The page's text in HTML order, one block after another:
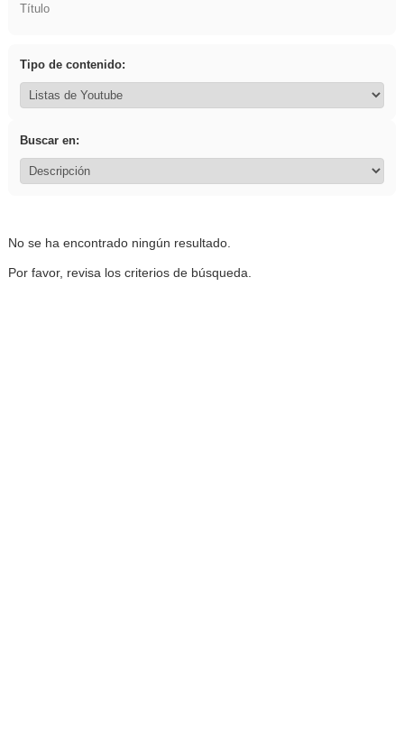
Título
Tipo de contenido:
Buscar en:
No se ha encontrado ningún resultado.
Por favor, revisa los criterios de búsqueda.